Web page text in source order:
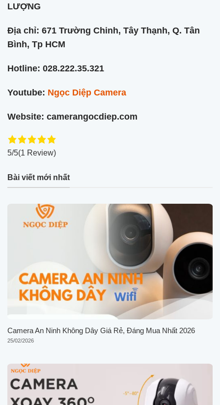
LƯỢNG
Địa chỉ: 671 Trường Chinh, Tây Thạnh, Q. Tân
Bình, Tp HCM
Hotline: 028.222.35.321
Youtube: Ngọc Diệp Camera
Website: camerangocdiep.com
5/5(1 Review)
Bài viết mới nhất
Camera An Ninh Không Dây Giá Rẻ, Đáng Mua Nhất 2026
25/02/2026